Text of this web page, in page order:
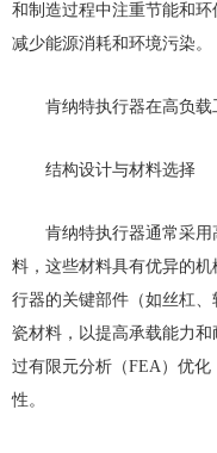
和制造过程中注重节能和环
减少能源消耗和环境污染。
肯纳特执行器在高负载
结构设计与材料选择
肯纳特执行器通常采
料，这些材料具有优异的
行器的关键部件（如丝杠
瓷材料，以提高承载能力
过有限元分析（FEA）优
性。